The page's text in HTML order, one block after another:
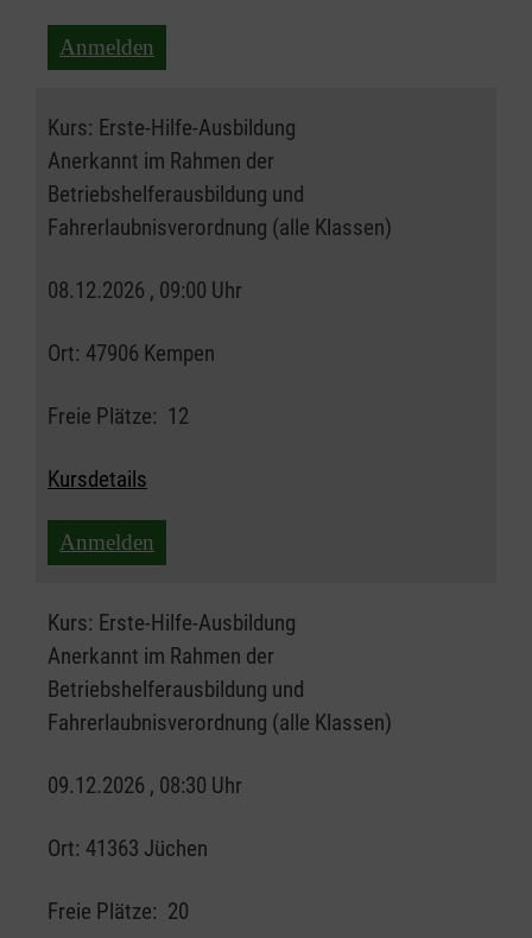
Anmelden
Kurs: Erste-Hilfe-Ausbildung
Anerkannt im Rahmen der
Betriebshelferausbildung und
Fahrerlaubnisverordnung (alle Klassen)
08.12.2026 , 09:00 Uhr
Ort: 47906 Kempen
Freie Plätze: 12
Kursdetails
Anmelden
Kurs: Erste-Hilfe-Ausbildung
Anerkannt im Rahmen der
Betriebshelferausbildung und
Fahrerlaubnisverordnung (alle Klassen)
09.12.2026 , 08:30 Uhr
Ort: 41363 Jüchen
Freie Plätze: 20